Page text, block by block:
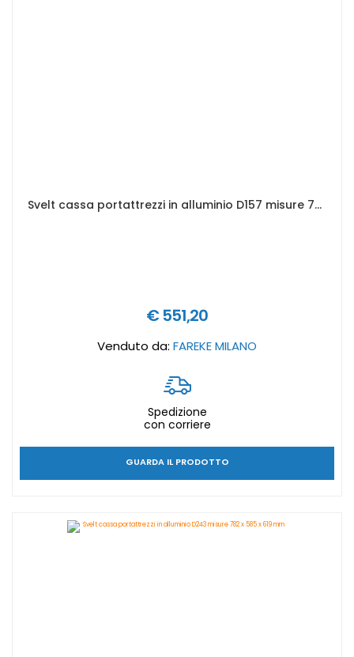
Svelt cassa portattrezzi in alluminio D157 misure 782 x 585 x 412 mm
€ 551,20
Venduto da: FAREKE MILANO
Spedizione
con corriere
GUARDA IL PRODOTTO